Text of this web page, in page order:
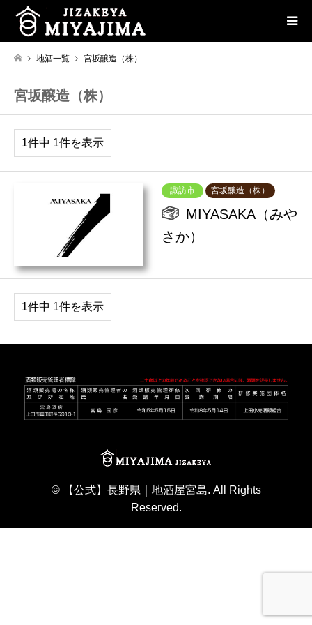
地酒一覧 宮坂醸造（株）
宮坂醸造（株）
1件中 1件を表示
諏訪市 宮坂醸造（株）
MIYASAKA（みや
さか）
1件中 1件を表示
© 【公式】長野県｜地酒屋宮島. All Rights
Reserved.